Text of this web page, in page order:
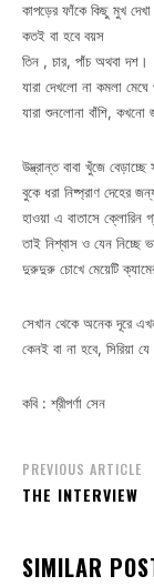
কাপড়ের ফাঁকে কিছু মুখ দেখা
কতই বা হবে বয়স
তিন , চার, পাঁচ অথবা দশ।
যারা দেখলো না কমলা মেঘে
যারা শুনলোনা বাঁশি, কখনো
উদ্ভ্রান্ত বাবা খুঁজে
বুকে ধরা নিষ্প্রাণ দেহের
হাওয়া এ বাতাসে ক্লোরিন
তাই নিশ্বাস ও যেন নিচ্ছে
দুরুদুরু চোখে মেয়েটি
সেখান থেকে অনেক দূরে
কেনই বা না হবে, সিরিয়া
কবি : শ্রীপর্ণা সেন
PREVIOUS ARTICLE
THE INTERVIEW
SIMILAR